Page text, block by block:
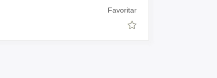
Favoritar